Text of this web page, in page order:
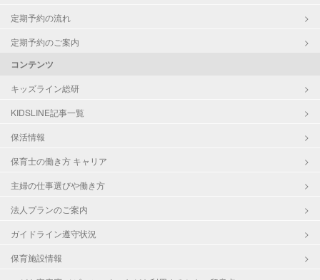
定期予約の流れ
定期予約のご案内
コンテンツ
キッズライン総研
KIDSLINE記事一覧
保活情報
保育士の働き方 キャリア
主婦の仕事選びや働き方
法人プランのご案内
ガイドライン遵守状況
保育施設情報